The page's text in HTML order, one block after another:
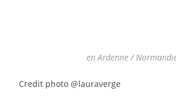
en Ardenne /
Credit photo @lauraverge